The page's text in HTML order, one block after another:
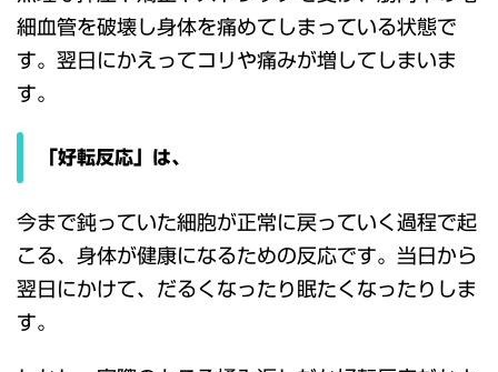
細血管を破壊し身体を痛めてしまっている状態で
す。翌日にかえってコリや痛みが増してしまいま
す。
「好転反応」は、
今まで鈍っていた細胞が正常に戻っていく過程で起
こる、身体が健康になるための反応です。当日から
翌日にかけて、だるくなったり眠たくなったりしま
す。